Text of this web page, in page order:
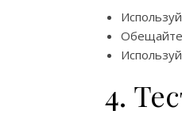
Обещайте
4.